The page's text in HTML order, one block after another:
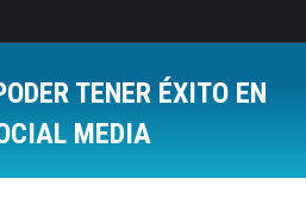
TENER ÉXITO EN
MEDIA